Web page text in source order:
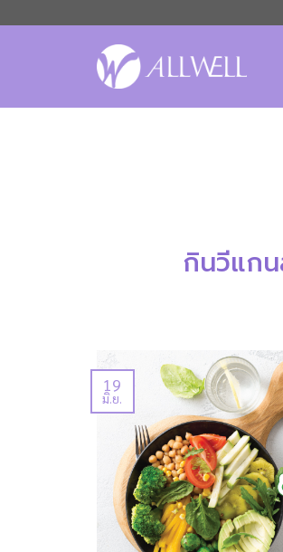
กินวีแกน
19
มิ.ย.